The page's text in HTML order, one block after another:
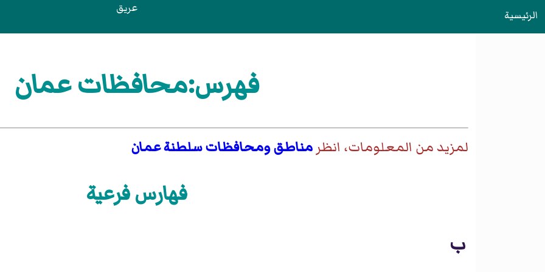
الرئيسية عريق
فهرس:محافظات عمان
لمزيد من المعلومات، انظرمناطق ومحافظات سلطنة عمان
فهارس فرعية
ب